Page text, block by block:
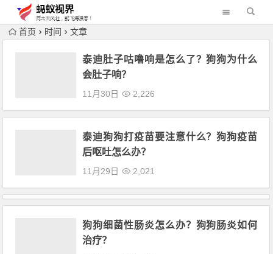
首页 时间 文章
泰迪肚子咕噜响是怎么了？狗狗为什么
会肚子响？
11月30日 2,226
泰迪狗狗打疫苗要注意什么？狗狗疫苗
后呕吐怎么办？
11月29日 2,021
狗狗细菌性肠炎怎么办？狗狗肠炎如何
治疗？